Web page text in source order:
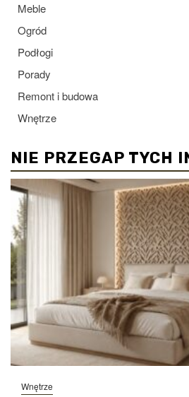
Meble
Ogród
Podłogi
Porady
Remont i budowa
Wnętrze
NIE PRZEGAP TYCH
Wnętrze